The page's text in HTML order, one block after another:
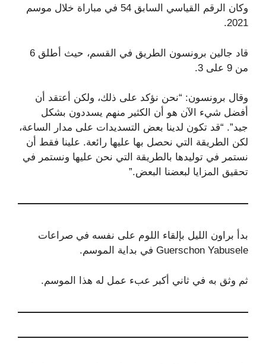
وكان الرقم القياسي السابق 54 في مباراة خلال موسم
2021.
قاد جالين برونسون الطريق في القسم، حيث أطلق 6
من 9 على 3.
وقال برونسون: “نحن نؤكد على ذلك، ولكن أعتقد أن
أفضل شيء الآن هو أن الكثير منهم يسددون بشكل
جيد”. “قد تكون لدينا بعض التسديدات على مدار الساعة،
لكن الطريقة التي نحصل بها عليها رائعة. علينا فقط أن
نستمر في توليدها بالطريقة التي نحن عليها ونستمر في
تحقيق المزايا لبعضنا البعض.”
بدأ براون الليل بإلقاء اللوم على نفسه في صراعات
Guerschon Yabusele في بداية الموسم.
ثم وثق به في ثاني أكبر عبء عمل له هذا الموسم.